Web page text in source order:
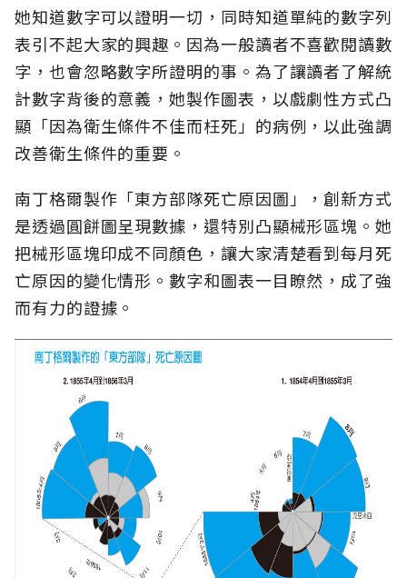
她知道數字可以證明一切，同時知道單純的數字列
表引不起大家的興趣。因為一般讀者不喜歡閱讀數
字，也會忽略數字所證明的事。為了讓讀者了解統
計數字背後的意義，她製作圖表，以戲劇性方式凸
顯「因為衛生條件不佳而枉死」的病例，以此強調
改善衛生條件的重要。
南丁格爾製作「東方部隊死亡原因圖」，創新方式
是透過圓餅圖呈現數據，還特別凸顯械形區塊。她
把械形區塊印成不同顏色，讓大家清楚看到每月死
亡原因的變化情形。數字和圖表一目瞭然，成了強
而有力的證據。